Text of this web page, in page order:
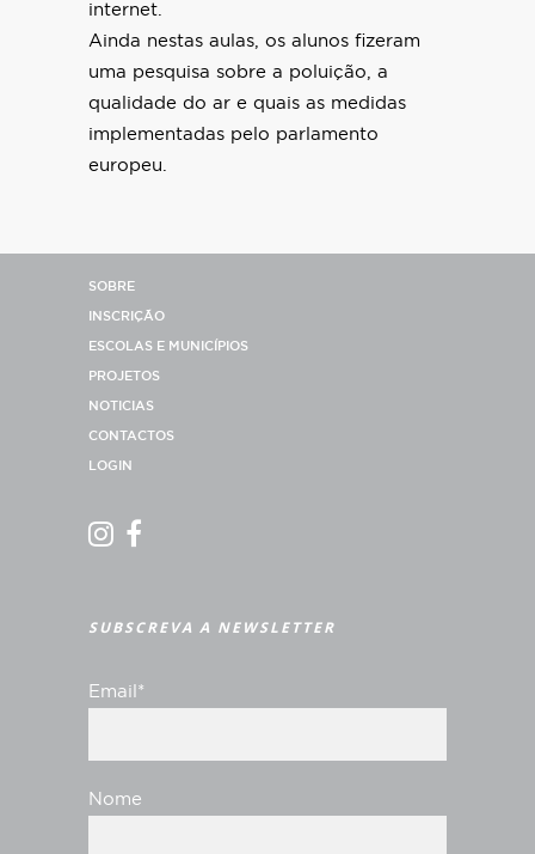
internet.
Ainda nestas aulas, os alunos fizeram
uma pesquisa sobre a poluição, a
qualidade do ar e quais as medidas
implementadas pelo parlamento
europeu.
SOBRE
INSCRIÇÃO
ESCOLAS E MUNICÍPIOS
PROJETOS
NOTICIAS
CONTACTOS
LOGIN
SUBSCREVA A NEWSLETTER
Email*
Nome